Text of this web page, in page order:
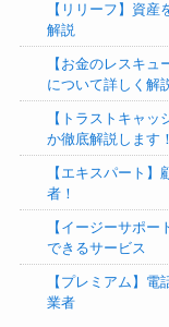
【リリーフ】資
解説
【お金のレスキ
について詳しく解
【トラストキャ
か徹底解説します！
【エキスパート
者！
【イージーサポ
できるサービス
【プレミアム】
業者